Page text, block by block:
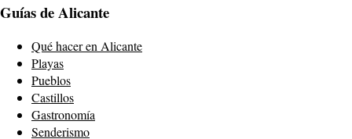
Guías de Alicante
Qué hacer en Alicante
Playas
Pueblos
Castillos
Gastronomía
Senderismo